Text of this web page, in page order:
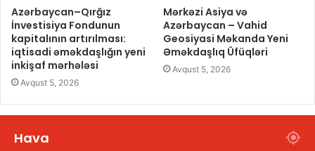
Azərbaycan–Qırğız
İnvestisiya Fondunun
kapitalının artırılması:
iqtisadi əməkdaşlığın yeni
inkişaf mərhələsi
Avqust 5, 2026
Mərkəzi Asiya və
Azərbaycan – Vahid
Geosiyasi Məkanda Yeni
Əməkdaşlıq Üfüqləri
Avqust 5, 2026
Hava